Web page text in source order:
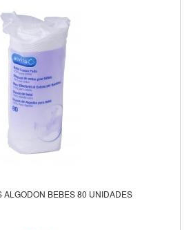
ALGODON BEBES 80 UNIDADES